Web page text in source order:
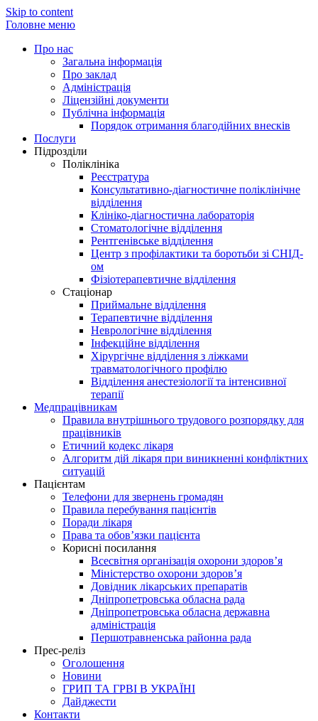
Skip to content
Головне меню
Про нас
Загальна інформація
Про заклад
Адміністрація
Ліцензійні документи
Публічна інформація
Порядок отримання благодійних внесків
Послуги
Підрозділи
Поліклініка
Реєстратура
Консультативно-діагностичне поліклінічне
відділення
Клініко-діагностична лабораторія
Стоматологічне відділення
Рентгенівське відділення
Центр з профілактики та боротьби зі СНІД-
ом
Фізіотерапевтичне відділення
Стаціонар
Приймальне відділення
Терапевтичне відділення
Неврологічне відділення
Інфекційне відділення
Хірургічне відділення з ліжками
травматологічного профілю
Відділення анестезіології та інтенсивної
терапії
Медпрацівникам
Правила внутрішнього трудового розпорядку для
працівників
Етичний кодекс лікаря
Алгоритм дій лікаря при виникненні конфліктних
ситуацій
Пацієнтам
Телефони для звернень громадян
Правила перебування пацієнтів
Поради лікаря
Права та обов’язки пацієнта
Корисні посилання
Всесвітня організація охорони здоров’я
Міністерство охорони здоров’я
Довідник лікарських препаратів
Дніпропетровська обласна рада
Дніпропетровська обласна державна
адміністрація
Першотравненська районна рада
Прес-реліз
Оголошення
Новини
ГРИП ТА ГРВІ В УКРАЇНІ
Дайджести
Контакти